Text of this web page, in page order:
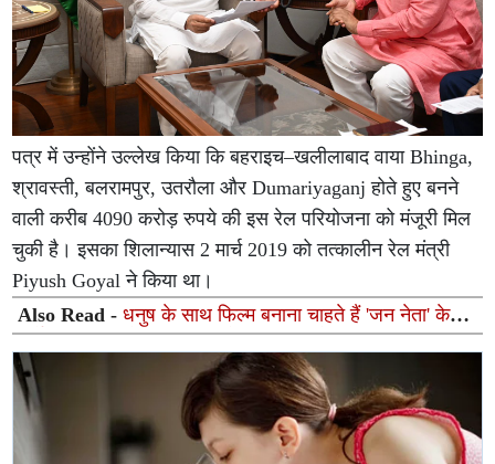
पत्र में उन्होंने उल्लेख किया कि बहराइच–खलीलाबाद वाया Bhinga,
श्रावस्ती, बलरामपुर, उतरौला और Dumariyaganj होते हुए बनने
वाली करीब 4090 करोड़ रुपये की इस रेल परियोजना को मंजूरी मिल
चुकी है। इसका शिलान्यास 2 मार्च 2019 को तत्कालीन रेल मंत्री
Piyush Goyal ने किया था।
Also Read -धनुष के साथ फिल्म बनाना चाहते हैं 'जन नेता' के
निर्देशक एच. विनोथ, जानिए क्यों अटक रही है बात